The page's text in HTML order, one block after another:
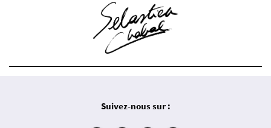
Suivez-nous sur :